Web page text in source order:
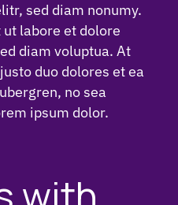
sed diam nonumy.
labore et dolore
diam voluptua. At
duo dolores et ea
no sea
ipsum dolor.